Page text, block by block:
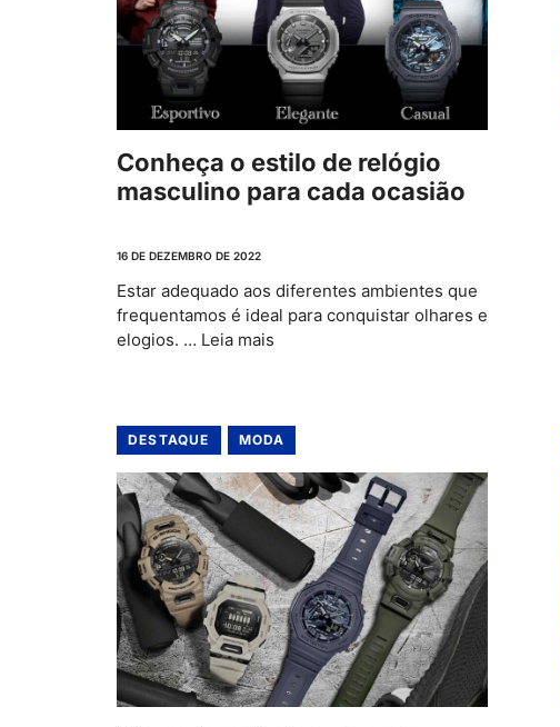
Conheça o estilo de relógio
masculino para cada ocasião
16 DE DEZEMBRO DE 2022
Estar adequado aos diferentes ambientes que
frequentamos é ideal para conquistar olhares e
elogios. … Leia mais
DESTAQUE MODA